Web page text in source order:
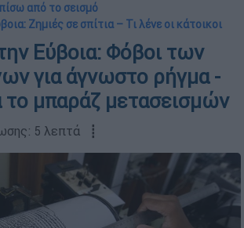
από το σεισμό
Ζημιές σε σπίτια – Τι λένε οι κάτοικοι
Εύβοια: Φόβοι των
για άγνωστο ρήγμα -
το μπαράζ μετασεισμών
5 λεπτά ┋